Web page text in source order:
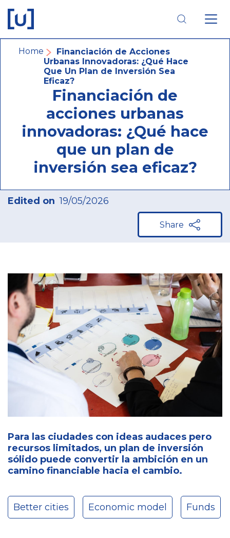
main
navigation
main
content
footer
navigation
Breadcrumb
Home
Financiación de Acciones
Urbanas Innovadoras: ¿Qué Hace
Que Un Plan de Inversión Sea
Eficaz?
Financiación de
acciones urbanas
innovadoras: ¿Qué hace
que un plan de
inversión sea eficaz?
Edited on 19/05/2026
Share
Para las ciudades con ideas audaces pero
recursos limitados, un plan de inversión
sólido puede convertir la ambición en un
camino financiable hacia el cambio.
Better cities Economic model Funds